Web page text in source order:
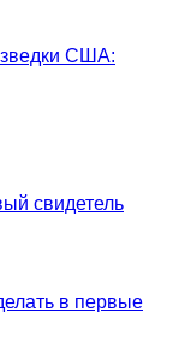
США:
свидетель
в первые